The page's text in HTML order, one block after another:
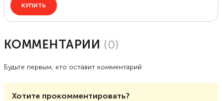
КОММЕНТАРИИ (0)
Будьте первым, кто оставит комментарий
Хотите прокомментировать?